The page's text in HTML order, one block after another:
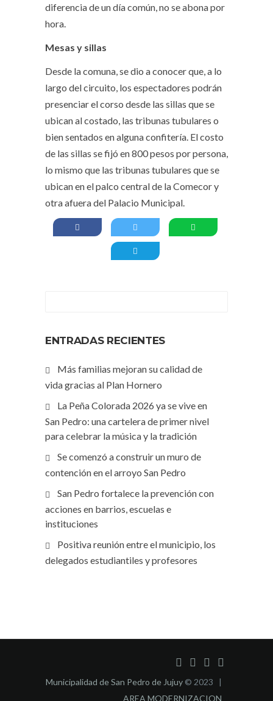
diferencia de un día común, no se abona por
hora.
Mesas y sillas
Desde la comuna, se dio a conocer que, a lo
largo del circuito, los espectadores podrán
presenciar el corso desde las sillas que se
ubican al costado, las tribunas tubulares o
bien sentados en alguna confitería. El costo
de las sillas se fijó en 800 pesos por persona,
lo mismo que las tribunas tubulares que se
ubican en el palco central de la Comecor y
otra afuera del Palacio Municipal.
ENTRADAS RECIENTES
Más familias mejoran su calidad de
vida gracias al Plan Hornero
La Peña Colorada 2026 ya se vive en
San Pedro: una cartelera de primer nivel
para celebrar la música y la tradición
Se comenzó a construir un muro de
contención en el arroyo San Pedro
San Pedro fortalece la prevención con
acciones en barrios, escuelas e
instituciones
Positiva reunión entre el municipio, los
delegados estudiantiles y profesores
Municipalidad de San Pedro de Jujuy © 2023 |
AREA MODERNIZACION